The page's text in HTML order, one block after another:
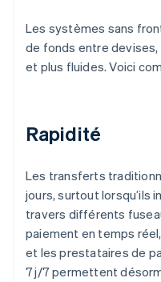
Les systèmes sans
de fonds entre
et plus fluides. Voici
Rapidité
Les transferts
jours, surtout lorsqu’ils
travers différents
paiement en temps
et les prestataires de
7 j/7 permettent